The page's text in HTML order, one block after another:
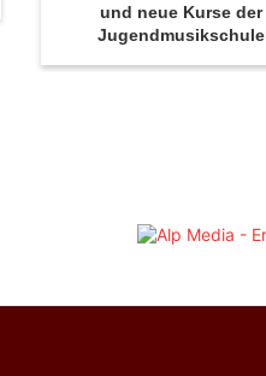
und neue Kurse der
Jugendmusikschule